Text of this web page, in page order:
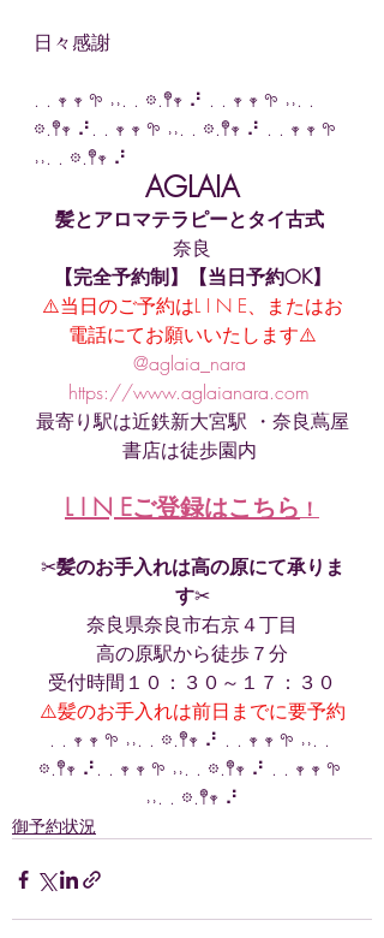
日々感謝
. . 𖥧 𖥧 𖧧 ˒˒. . 𖡼.𖤣𖥧 ⠜ . . 𖥧 𖥧 𖧧 ˒˒. .
𖡼.𖤣𖥧 ⠜. . 𖥧 𖥧 𖧧 ˒˒. . 𖡼.𖤣𖥧 ⠜ . . 𖥧 𖥧 𖧧
˒˒. . 𖡼.𖤣𖥧 ⠜
AGLAIA
髪とアロマテラピーとタイ古式
奈良
【完全予約制】【当日予約OK】
⚠️当日のご予約はL I N E、またはお
電話にてお願いいたします⚠️
@aglaia_nara
https://www.aglaianara.com
最寄り駅は近鉄新大宮駅 ・奈良蔦屋
書店は徒歩園内
L I N Eご登録はこちら ！
✂︎髪のお手入れは高の原にて承りま
す✂︎
奈良県奈良市右京４丁目
高の原駅から徒歩７分
受付時間１０：３０～１７：３０
⚠️髪のお手入れは前日までに要予約
. . 𖥧 𖥧 𖧧 ˒˒. . 𖡼.𖤣𖥧 ⠜ . . 𖥧 𖥧 𖧧 ˒˒. .
𖡼.𖤣𖥧 ⠜. . 𖥧 𖥧 𖧧 ˒˒. . 𖡼.𖤣𖥧 ⠜ . . 𖥧 𖥧 𖧧
˒˒. . 𖡼.𖤣𖥧 ⠜
御予約状況